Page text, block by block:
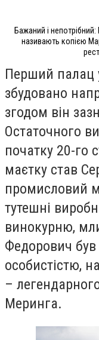
Бажаний і
називають копією
Перший палац
збудовано
згодом він
Остаточного
початку 20-го
маєтку став
промисловий
тутешні
винокурню,
Федорович
особистістю,
–
Меринга.